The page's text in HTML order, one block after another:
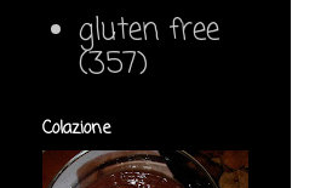
gluten free
(357)
Colazione